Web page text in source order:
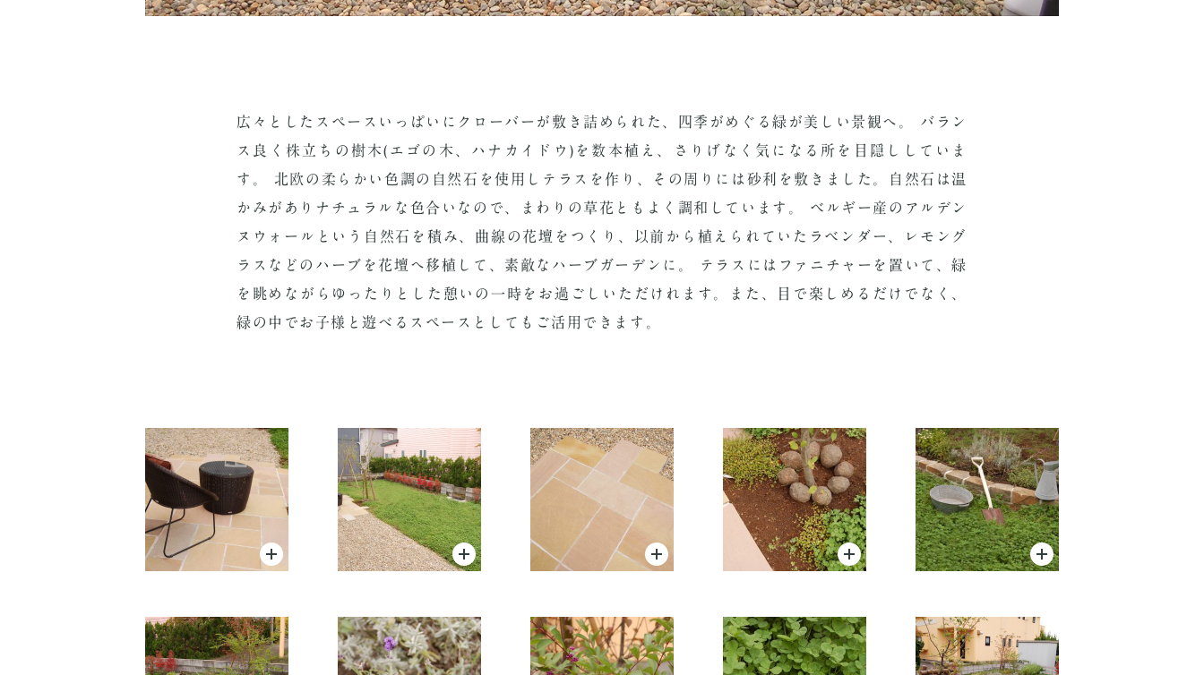
広々としたスペースいっぱいにクローバーが敷き詰められた、四季がめぐる緑が美しい景観へ。 バラン
ス良く株立ちの樹木(エゴの木、ハナカイドウ)を数本植え、さりげなく気になる所を目隠ししていま
す。 北欧の柔らかい色調の自然石を使用しテラスを作り、その周りには砂利を敷きました。自然石は温
かみがありナチュラルな色合いなので、まわりの草花ともよく調和しています。 ベルギー産のアルデン
ヌウォールという自然石を積み、曲線の花壇をつくり、以前から植えられていたラベンダー、レモング
ラスなどのハーブを花壇へ移植して、素敵なハーブガーデンに。 テラスにはファニチャーを置いて、緑
を眺めながらゆったりとした憩いの一時をお過ごしいただけれます。また、目で楽しめるだけでなく、
緑の中でお子様と遊べるスペースとしてもご活用できます。